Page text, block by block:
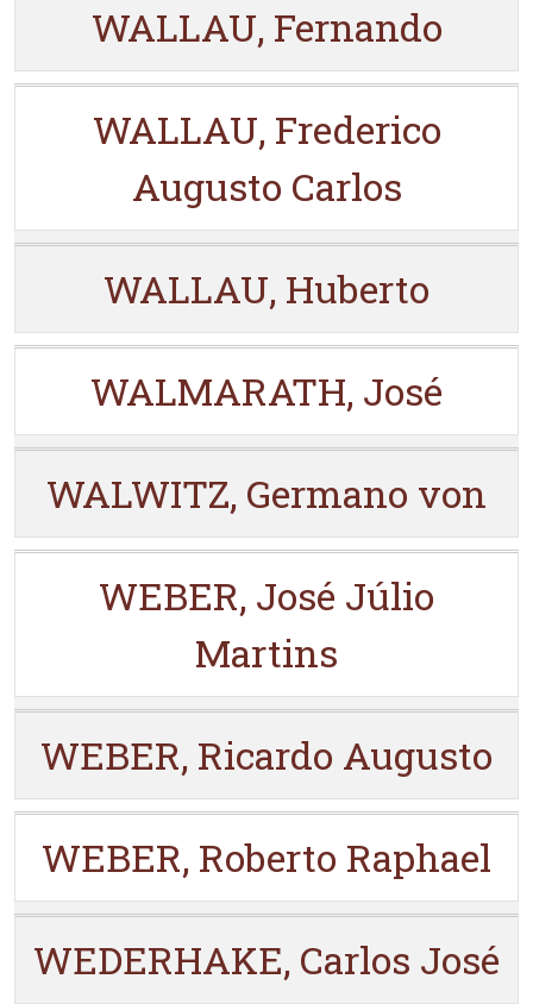
WALLAU, Fernando
WALLAU, Frederico
Augusto Carlos
WALLAU, Huberto
WALMARATH, José
WALWITZ, Germano von
WEBER, José Júlio
Martins
WEBER, Ricardo Augusto
WEBER, Roberto Raphael
WEDERHAKE, Carlos José